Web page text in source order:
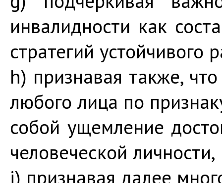
инвалидности как
стратегий устойчивого
h) признавая также,
любого лица по
собой ущемление
человеческой личности,
i) признавая далее